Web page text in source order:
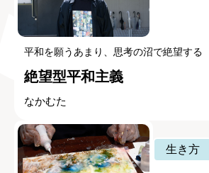
平和を願うあまり、思考の沼で絶望する
絶望型平和主義
なかむた
生き方